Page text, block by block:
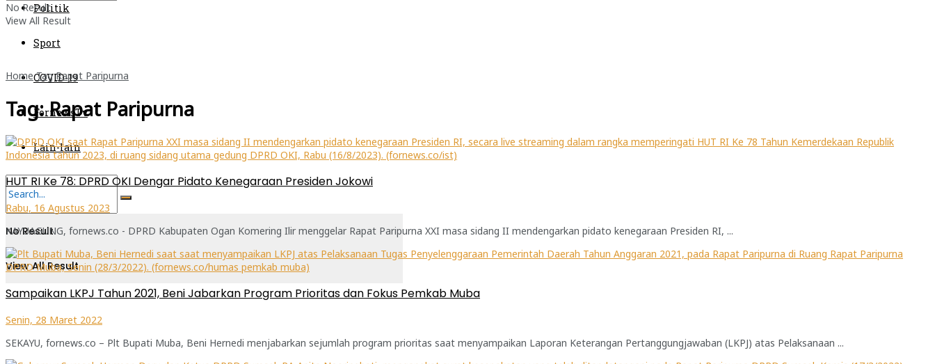
Politik
Sport
COVID-19
FornewsTv
Lain-lain
No Result
View All Result
No Result
View All Result
Home Tag Rapat Paripurna
Tag:Rapat Paripurna
HUT RI Ke 78: DPRD OKI Dengar Pidato Kenegaraan Presiden Jokowi
Rabu, 16 Agustus 2023
KAYUAGUNG, fornews.co - DPRD Kabupaten Ogan Komering Ilir menggelar Rapat Paripurna XXI masa sidang II mendengarkan pidato kenegaraan Presiden RI, ...
Sampaikan LKPJ Tahun 2021, Beni Jabarkan Program Prioritas dan Fokus Pemkab Muba
Senin, 28 Maret 2022
SEKAYU, fornews.co – Plt Bupati Muba, Beni Hernedi menjabarkan sejumlah program prioritas saat menyampaikan Laporan Keterangan Pertanggungjawaban (LKPJ) atas Pelaksanaan ...